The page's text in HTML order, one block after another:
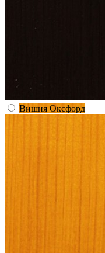
Вишня Оксфорд